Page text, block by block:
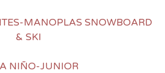
MANOPLAS SNOWBOARD
& SKI
NIÑO-JUNIOR